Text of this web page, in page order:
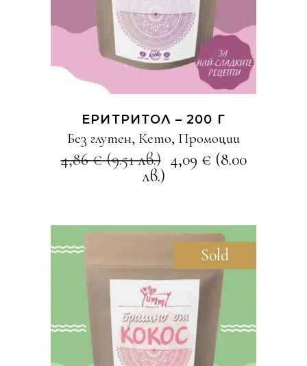
ЕРИТРИТОЛ – 200 Г
Без глутен, Кето, Промоции
4,86€ (9.51 лв.) 4,09 € (8.00
лв.)
Sale
Sold
ОЩЕ